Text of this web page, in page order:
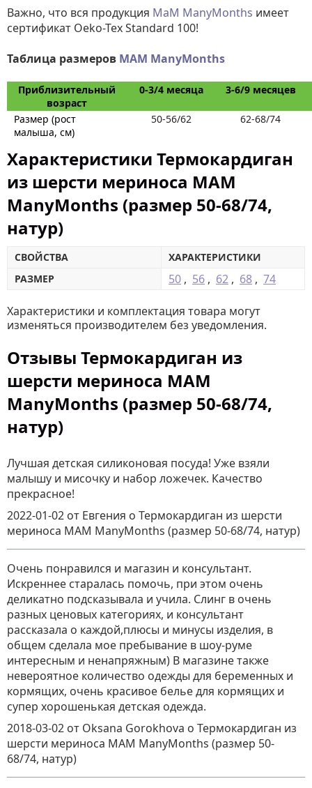
Важно, что вся продукция МаМ ManyMonths имеет
сертификат Oeko-Tex Standard 100!
Таблица размеров MAM ManyMonths
Приблизительный
возраст
0-3/4 месяца 3-6/9 месяцев
Размер (рост
малыша, см)
50-56/62 62-68/74
Характеристики Термокардиган
из шерсти мериноса MAM
ManyMonths (размер 50-68/74,
натур)
СВОЙСТВА
ХАРАКТЕРИСТИКИ
РАЗМЕР
50 , 56 , 62 , 68 , 74
Характеристики и комплектация товара могут
изменяться производителем без уведомления.
Отзывы Термокардиган из
шерсти мериноса MAM
ManyMonths (размер 50-68/74,
натур)
Лучшая детская силиконовая посуда! Уже взяли
малышу и мисочку и набор ложечек. Качество
прекрасное!
2022-01-02 от Евгения о Термокардиган из шерсти
мериноса MAM ManyMonths (размер 50-68/74, натур)
Очень понравился и магазин и консультант.
Искреннее старалась помочь, при этом очень
деликатно подсказывала и учила. Слинг в очень
разных ценовых категориях, и консультант
рассказала о каждой,плюсы и минусы изделия, в
общем сделала мое пребывание в шоу-руме
интересным и ненапряжным) В магазине также
невероятное количество одежды для беременных и
кормящих, очень красивое белье для кормящих и
супер хорошенькая детская одежда.
2018-03-02 от Oksana Gorokhova о Термокардиган из
шерсти мериноса MAM ManyMonths (размер 50-
68/74, натур)